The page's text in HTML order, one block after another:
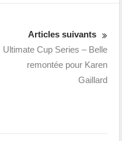
Articles suivants
Ultimate Cup Series – Belle
remontée pour Karen
Gaillard